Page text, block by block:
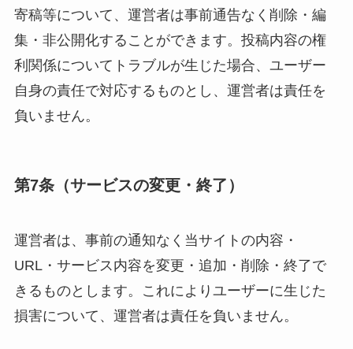
寄稿等について、運営者は事前通告なく削除・編
集・非公開化することができます。投稿内容の権
利関係についてトラブルが生じた場合、ユーザー
自身の責任で対応するものとし、運営者は責任を
負いません。
第7条（サービスの変更・終了）
運営者は、事前の通知なく当サイトの内容・
URL・サービス内容を変更・追加・削除・終了で
きるものとします。これによりユーザーに生じた
損害について、運営者は責任を負いません。